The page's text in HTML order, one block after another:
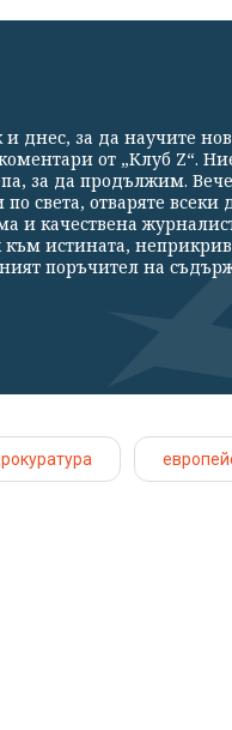
днес, за да научите
от „Клуб Z“.
за да продължим.
света, отваряте всеки
и качествена
истината,
поръчител на